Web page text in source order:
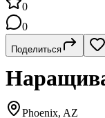
0
0
Поделиться
Phoenix, AZ